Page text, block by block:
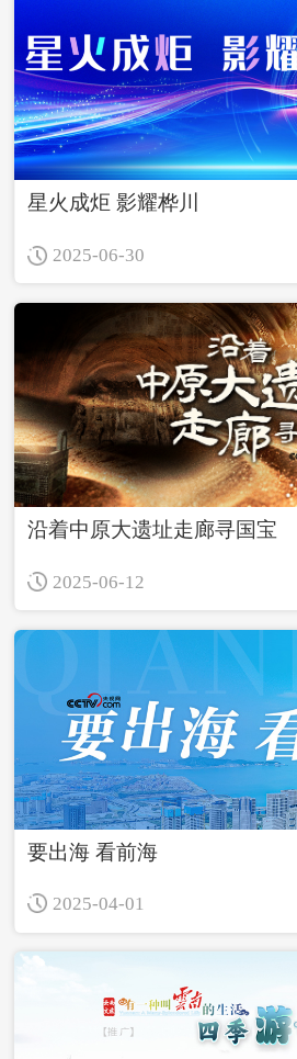
星火成炬 影耀桦川
2025-06-30
沿着中原大遗址走廊寻国宝
2025-06-12
要出海 看前海
2025-04-01